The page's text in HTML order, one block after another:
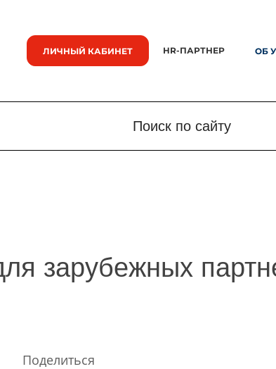
ЛИЧНЫЙ КАБИНЕТ HR-ПАРТНЕР ОБ
Поиск по сайту
зарубежных
Поделиться